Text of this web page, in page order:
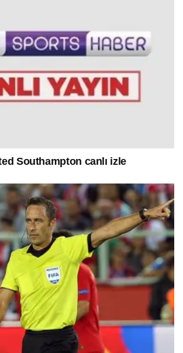
Southampton canlı izle